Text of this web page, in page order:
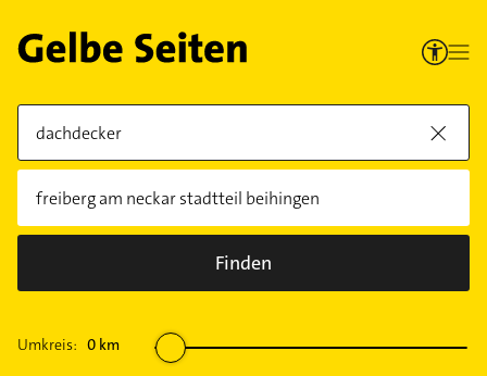
Finden
Umkreis: 0 km